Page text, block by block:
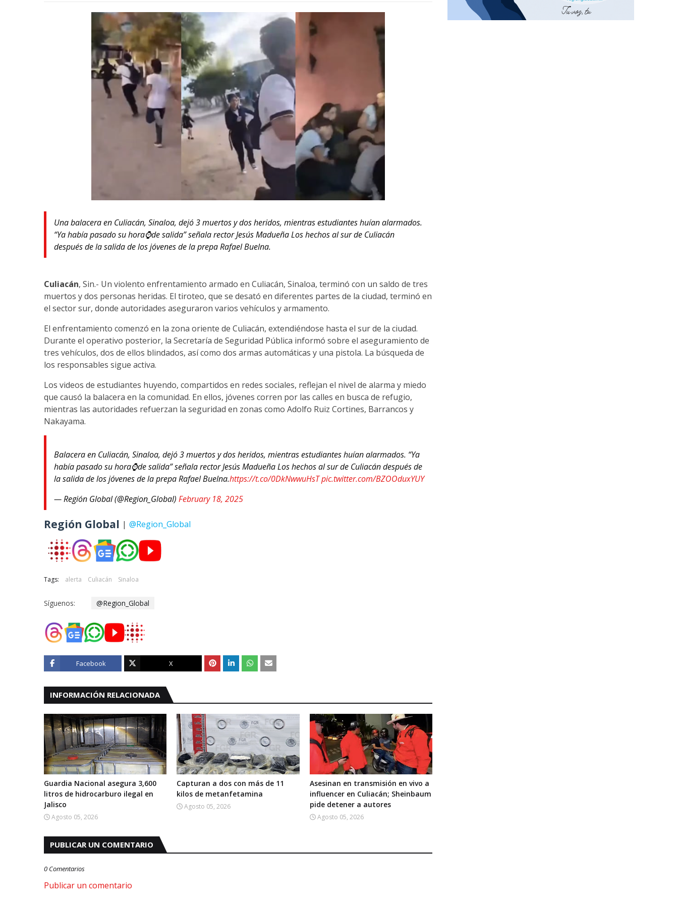
Una balacera en Culiacán, Sinaloa, dejó 3 muertos y dos heridos, mientras estudiantes huían alarmados.
“Ya había pasado su hora⌚de salida” señala rector Jesús Madueña Los hechos al sur de Culiacán
después de la salida de los jóvenes de la prepa Rafael Buelna.
Culiacán, Sin.- Un violento enfrentamiento armado en Culiacán, Sinaloa, terminó con un saldo de tres
muertos y dos personas heridas. El tiroteo, que se desató en diferentes partes de la ciudad, terminó en
el sector sur, donde autoridades aseguraron varios vehículos y armamento.
El enfrentamiento comenzó en la zona oriente de Culiacán, extendiéndose hasta el sur de la ciudad.
Durante el operativo posterior, la Secretaría de Seguridad Pública informó sobre el aseguramiento de
tres vehículos, dos de ellos blindados, así como dos armas automáticas y una pistola. La búsqueda de
los responsables sigue activa.
Los videos de estudiantes huyendo, compartidos en redes sociales, reflejan el nivel de alarma y miedo
que causó la balacera en la comunidad. En ellos, jóvenes corren por las calles en busca de refugio,
mientras las autoridades refuerzan la seguridad en zonas como Adolfo Ruiz Cortines, Barrancos y
Nakayama.
Balacera en Culiacán, Sinaloa, dejó 3 muertos y dos heridos, mientras estudiantes huían alarmados. “Ya
había pasado su hora⌚de salida” señala rector Jesús Madueña Los hechos al sur de Culiacán después de
la salida de los jóvenes de la prepa Rafael Buelna.https://t.co/0DkNwwuHsTpic.twitter.com/BZOOduxYUY
— Región Global (@Region_Global) February 18, 2025
Región Global | @Region_Global
Tags: alerta Culiacán Sinaloa
Síguenos: @Region_Global
Facebook X
INFORMACIÓN RELACIONADA
Guardia Nacional asegura 3,600
litros de hidrocarburo ilegal en
Jalisco
Agosto 05, 2026
Capturan a dos con más de 11
kilos de metanfetamina
Agosto 05, 2026
Asesinan en transmisión en vivo a
influencer en Culiacán; Sheinbaum
pide detener a autores
Agosto 05, 2026
PUBLICAR UN COMENTARIO
0 Comentarios
Publicar un comentario